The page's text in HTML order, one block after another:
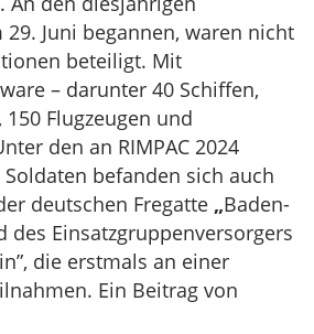
Juni begannen, waren nicht
beteiligt. Mit
– darunter 40 Schiffen,
Flugzeugen und
den an RIMPAC 2024
befanden sich auch
deutschen Fregatte „Baden-
des Einsatzgruppenversorgers
die erstmals an einer
Ein Beitrag von